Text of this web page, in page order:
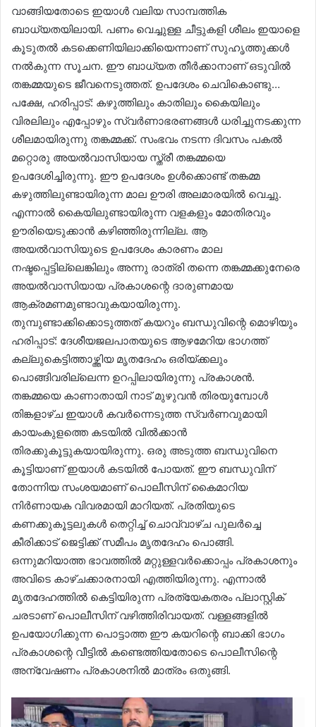
വാങ്ങിയതോടെ ഇയാൾ വലിയ സാമ്പത്തിക
ബാധ്യതയിലായി. പണം വെച്ചുള്ള ചീട്ടുകളി ശീലം ഇയാളെ
കൂടുതൽ കടക്കെണിയിലാക്കിയെന്നാണ് സുഹൃത്തുക്കൾ
നൽകുന്ന സൂചന. ഈ ബാധ്യത തീർക്കാനാണ് ഒടുവിൽ
തങ്കമ്മയുടെ ജീവനെടുത്തത്. ഉപദേശം ചെവികൊണ്ടു…
പക്ഷേ, ഹരിപ്പാട്: കഴുത്തിലും കാതിലും കൈയിലും
വിരലിലും എപ്പോഴും സ്വർണാഭരണങ്ങൾ ധരിച്ചുനടക്കുന്ന
ശീലമായിരുന്നു തങ്കമ്മക്ക്. സംഭവം നടന്ന ദിവസം പകൽ
മറ്റൊരു അയൽവാസിയായ സ്ത്രീ തങ്കമ്മയെ
ഉപദേശിച്ചിരുന്നു. ഈ ഉപദേശം ഉൾക്കൊണ്ട് തങ്കമ്മ
കഴുത്തിലുണ്ടായിരുന്ന മാല ഊരി അലമാരയിൽ വെച്ചു.
എന്നാൽ കൈയിലുണ്ടായിരുന്ന വളകളും മോതിരവും
ഊരിയെടുക്കാൻ കഴിഞ്ഞിരുന്നില്ല. ആ
അയൽവാസിയുടെ ഉപദേശം കാരണം മാല
നഷ്ടപ്പെട്ടില്ലെങ്കിലും അന്നു രാത്രി തന്നെ തങ്കമ്മക്കുനേരെ
അയൽവാസിയായ പ്രകാശന്റെ ദാരുണമായ
ആക്രമണമുണ്ടാവുകയായിരുന്നു.
തുമ്പുണ്ടാക്കിക്കൊടുത്തത് കയറും ബന്ധുവിന്റെ മൊഴിയും
ഹരിപ്പാട്: ദേശീയജലപാതയുടെ ആഴമേറിയ ഭാഗത്ത്
കല്ലുകെട്ടിത്താഴ്ത്തിയ മൃതദേഹം ഒരിയ്ക്കലും
പൊങ്ങിവരില്ലെന്ന ഉറപ്പിലായിരുന്നു പ്രകാശൻ.
തങ്കമ്മയെ കാണാതായി നാട് മുഴുവൻ തിരയുമ്പോൾ
തിങ്കളാഴ്ച ഇയാൾ കവർന്നെടുത്ത സ്വർണവുമായി
കായംകുളത്തെ കടയിൽ വിൽക്കാൻ
തിരക്കുകൂട്ടുകയായിരുന്നു. ഒരു അടുത്ത ബന്ധുവിനെ
കൂട്ടിയാണ് ഇയാൾ കടയിൽ പോയത്. ഈ ബന്ധുവിന്
തോന്നിയ സംശയമാണ് പൊലീസിന് കൈമാറിയ
നിർണായക വിവരമായി മാറിയത്. പ്രതിയുടെ
കണക്കുകൂട്ടലുകൾ തെറ്റിച്ച് ചൊവ്വാഴ്ച പുലർച്ചെ
കീരിക്കാട് ജെട്ടിക്ക് സമീപം മൃതദേഹം പൊങ്ങി.
ഒന്നുമറിയാത്ത ഭാവത്തിൽ മറ്റുള്ളവർക്കൊപ്പം പ്രകാശനും
അവിടെ കാഴ്ചക്കാരനായി എത്തിയിരുന്നു. എന്നാൽ
മൃതദേഹത്തിൽ കെട്ടിയിരുന്ന പ്രത്യേകതരം പ്ലാസ്റ്റിക്
ചരടാണ് പൊലീസിന് വഴിത്തിരിവായത്. വള്ളങ്ങളിൽ
ഉപയോഗിക്കുന്ന പൊട്ടാത്ത ഈ കയറിന്റെ ബാക്കി ഭാഗം
പ്രകാശന്റെ വീട്ടിൽ കണ്ടെത്തിയതോടെ പൊലീസിന്റെ
അന്വേഷണം പ്രകാശനിൽ മാത്രം ഒതുങ്ങി.